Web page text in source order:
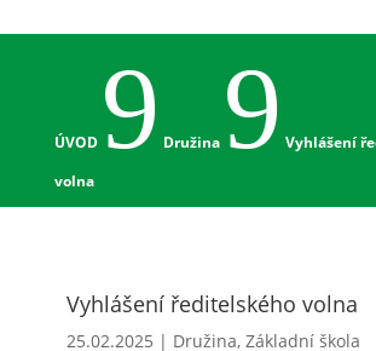
ÚVOD 9 Družina 9 Vyhlášení
volna
Vyhlášení ředitelského volna
25.02.2025 | Družina, Základní škola